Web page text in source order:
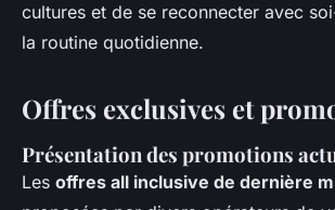
cultures et de se reconnecter avec
la routine quotidienne.
Offres exclusives et
Présentation des promotions
Les offres all inclusive de dernière